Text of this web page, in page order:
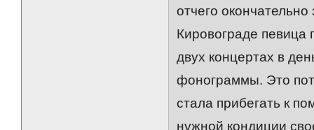
отчего
Кировограде певица
двух концертах в
фонограммы. Это
стала прибегать к
нужной кондиции